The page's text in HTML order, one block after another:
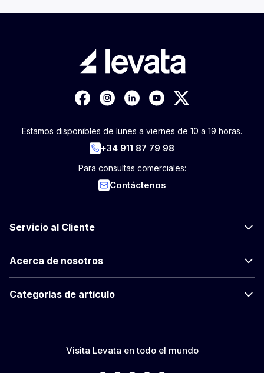
Estamos disponibles de lunes a viernes de 10 a 19 horas.
+34 911 87 79 98
Para consultas comerciales:
Contáctenos
Servicio al Cliente
Acerca de nosotros
Categorías de artículo
Visita Levata en todo el mundo